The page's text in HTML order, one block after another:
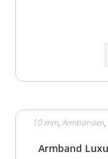
10 mm,Armbanden,
Armband